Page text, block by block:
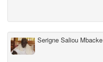
Serigne Saliou Mbacke